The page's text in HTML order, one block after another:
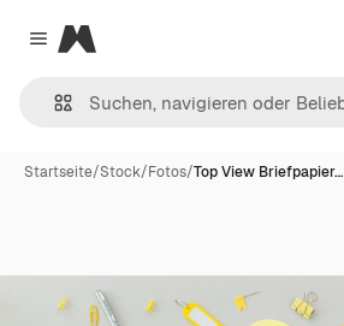
Close menu
Magnific
Startseite/Stock/Fotos/Top View Briefpapier…